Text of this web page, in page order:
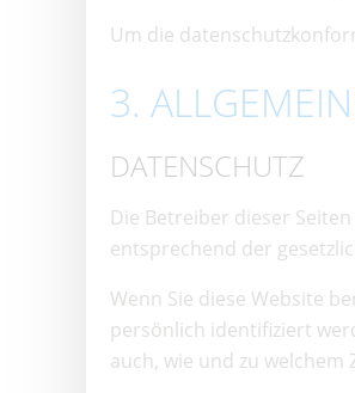
Um die
3.
DATENSCHUTZ
Die Betreiber dieser
entsprechend der
Wenn Sie diese Website
persönlich identifiziert
auch, wie und zu welchem